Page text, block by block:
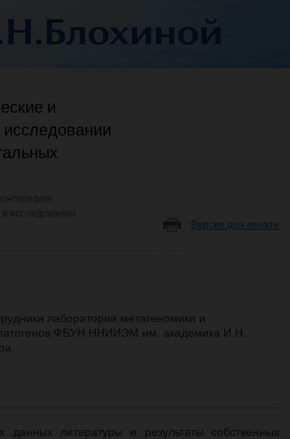
и
Версия для печати
лаборатории метагеномики и
ФБУН ННИИЭМ им. академика И.Н.
литературы и результаты собственных